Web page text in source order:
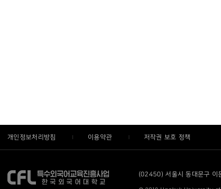
개인정보처리방침 이용약관 저작권 보호 정책
(02450) 서울시 동대문구